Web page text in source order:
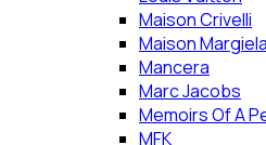
Maison Crivelli
Maison Margiela
Mancera
Marc Jacobs
Memoirs Of A
MFK